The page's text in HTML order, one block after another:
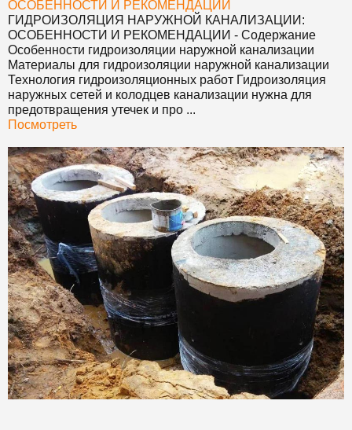
ОСОБЕННОСТИ И РЕКОМЕНДАЦИИ
ГИДРОИЗОЛЯЦИЯ НАРУЖНОЙ КАНАЛИЗАЦИИ:
ОСОБЕННОСТИ И РЕКОМЕНДАЦИИ - Содержание
Особенности гидроизоляции наружной канализации
Материалы для гидроизоляции наружной канализации
Технология гидроизоляционных работ Гидроизоляция
наружных сетей и колодцев канализации нужна для
предотвращения утечек и про ...
Посмотреть